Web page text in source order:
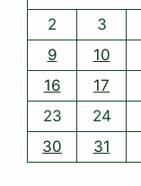
2
3
9
10
16
17
23
24
30
31